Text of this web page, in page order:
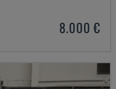
8.000 €